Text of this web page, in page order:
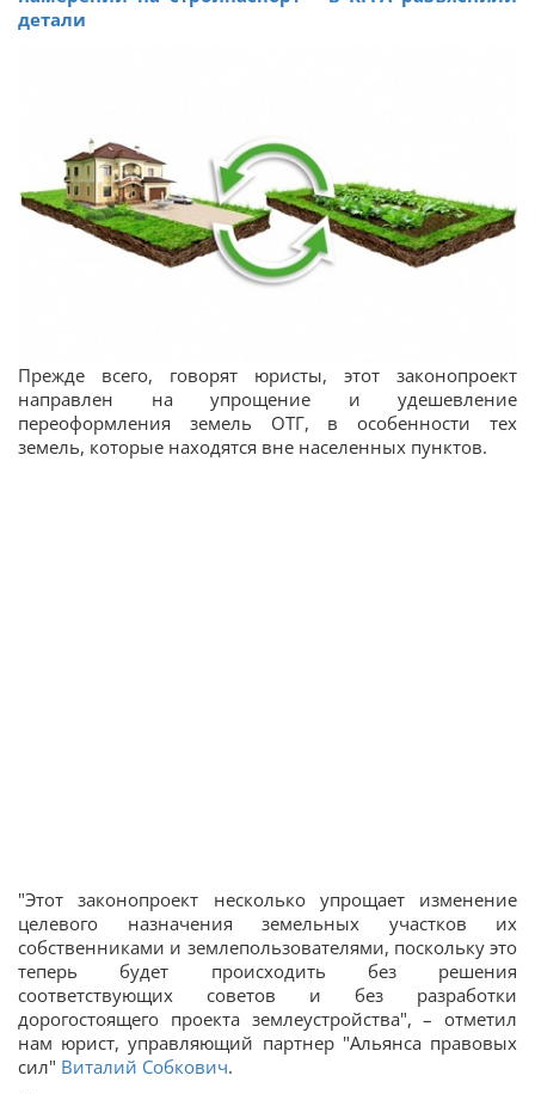
детали
Прежде всего, говорят юристы, этот законопроект
направлен на упрощение и удешевление
переоформления земель ОТГ, в особенности тех
земель, которые находятся вне населенных пунктов.
"Этот законопроект несколько упрощает изменение
целевого назначения земельных участков их
собственниками и землепользователями, поскольку это
теперь будет происходить без решения
соответствующих советов и без разработки
дорогостоящего проекта землеустройства", – отметил
нам юрист, управляющий партнер "Альянса правовых
сил" Виталий Собкович.